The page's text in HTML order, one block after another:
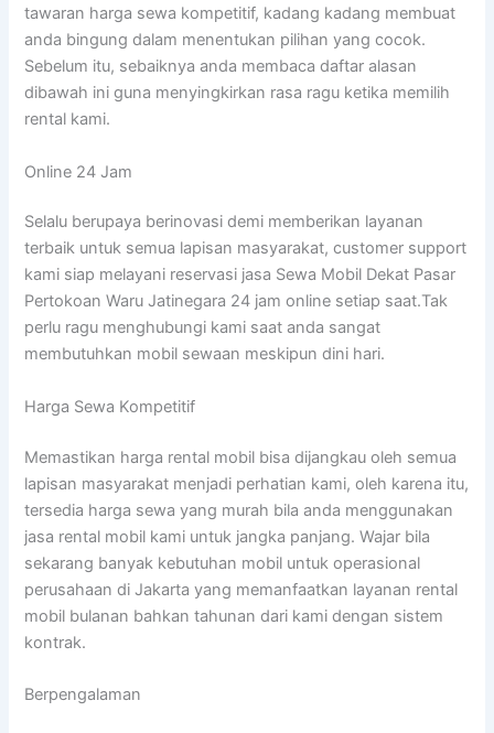
tawaran harga sewa kompetitif, kadang kadang membuat
anda bingung dalam menentukan pilihan yang cocok.
Sebelum itu, sebaiknya anda membaca daftar alasan
dibawah ini guna menyingkirkan rasa ragu ketika memilih
rental kami.
Online 24 Jam
Selalu berupaya berinovasi demi memberikan layanan
terbaik untuk semua lapisan masyarakat, customer support
kami siap melayani reservasi jasa Sewa Mobil Dekat Pasar
Pertokoan Waru Jatinegara 24 jam online setiap saat.Tak
perlu ragu menghubungi kami saat anda sangat
membutuhkan mobil sewaan meskipun dini hari.
Harga Sewa Kompetitif
Memastikan harga rental mobil bisa dijangkau oleh semua
lapisan masyarakat menjadi perhatian kami, oleh karena itu,
tersedia harga sewa yang murah bila anda menggunakan
jasa rental mobil kami untuk jangka panjang. Wajar bila
sekarang banyak kebutuhan mobil untuk operasional
perusahaan di Jakarta yang memanfaatkan layanan rental
mobil bulanan bahkan tahunan dari kami dengan sistem
kontrak.
Berpengalaman